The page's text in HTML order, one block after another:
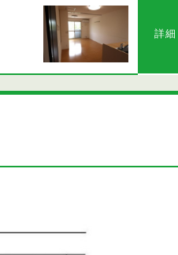
詳細